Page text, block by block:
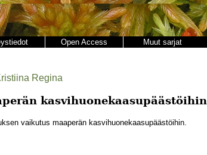
Open Access Muut sarjat
Regina
kasvihuonekaasupäästöihin
vaikutus maaperän kasvihuonekaasupäästöihin.